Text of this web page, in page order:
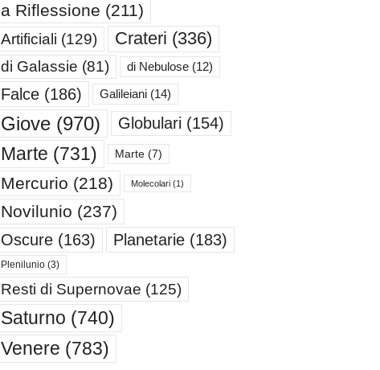
a Riflessione (211)
Artificiali (129) Crateri (336)
di Galassie (81) di Nebulose(12)
Falce(186) Galileiani(14)
Giove(970) Globulari (154)
Marte (731) Marte(7)
Mercurio (218) Molecolari(1)
Novilunio (237)
Oscure(163) Planetarie(183)
Plenilunio(3)
Resti di Supernovae (125)
Saturno (740)
Venere (783)